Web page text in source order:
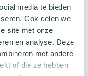
media te bieden
Ook delen we
site met onze
en analyse. Deze
met andere
of die ze hebben